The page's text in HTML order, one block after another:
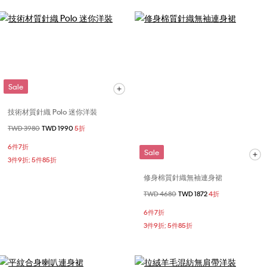
Sale
技術材質針織 Polo 迷你洋裝
價格扣減從
TWD 3980 至
TWD 1990 5折
6件7折
3件9折; 5件85折
Sale
修身棉質針織無袖連身裙
價格扣減從
TWD 4680 至
TWD 18724折
6件7折
3件9折; 5件85折